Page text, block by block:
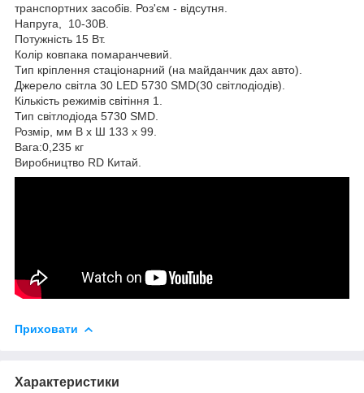
транспортних засобів. Роз'єм - відсутня.
Напруга, 10-30В.
Потужність 15 Вт.
Колір ковпака помаранчевий.
Тип кріплення стаціонарний (на майданчик дах авто).
Джерело світла 30 LED 5730 SMD(30 світлодіодів).
Кількість режимів світіння 1.
Тип світлодіода 5730 SMD.
Розмір, мм В х Ш 133 х 99.
Вага:0,235 кг
Виробництво RD Китай.
Приховати
Характеристики